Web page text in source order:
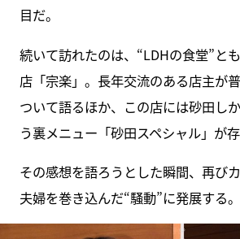
目だ。
続いて訪れたのは、“LDHの食堂”と
店「宗楽」。長年交流のある店主が
ついて語るほか、この店には砂田し
う裏メニュー「砂田スペシャル」が存
その感想を語ろうとした瞬間、再び
夫婦を巻き込んだ“騒動”に発展する。